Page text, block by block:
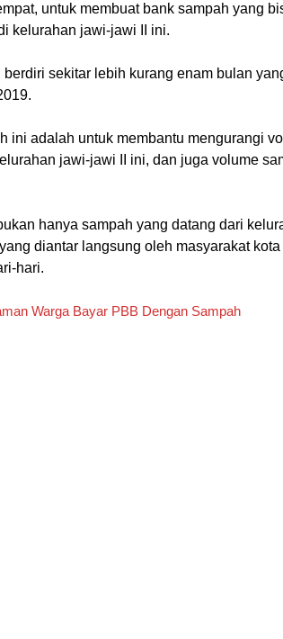
untuk membuat bank sampah yang
kelurahan jawi-jawi II ini.
sekitar lebih kurang enam bulan
ini adalah untuk membantu mengurangi
jawi-jawi II ini, dan juga volume
hanya sampah yang datang dari
diantar langsung oleh masyarakat kota
hari.
Warga Bayar PBB Dengan Sampah